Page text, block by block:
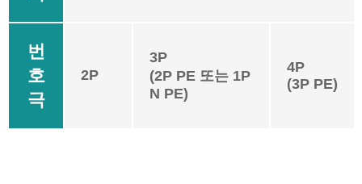
번
호
극
2P
3P
(2P PE 또는 1P
N PE)
4P
(3P PE)